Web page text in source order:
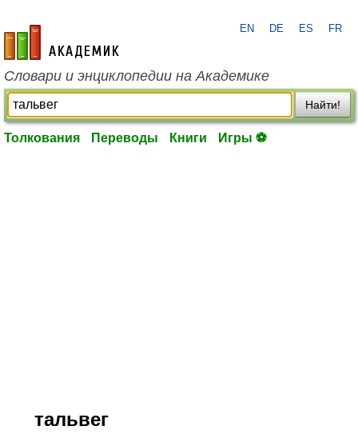
academic.ru
EN DE ES FR
Словари и энциклопедии на Академике
Найти!
Толкования Переводы Книги Игры ⚽
тальвег